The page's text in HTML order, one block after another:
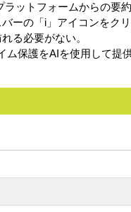
ットフォームからの要約
ーの「i」アイコンをクリ
る必要がない。
保護をAIを使用して提供